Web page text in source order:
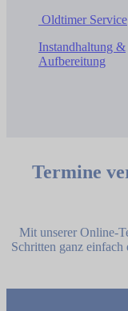
Oldtimer Service
Instandhaltung &
Aufbereitung
Termine
Mit unserer Online-
Schritten ganz